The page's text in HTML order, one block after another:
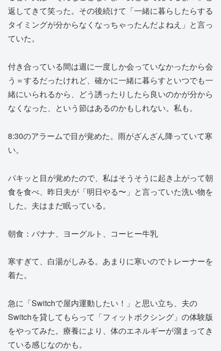
返してきて笑った。その後続けて「一緒に暮らしたらする
タイミングが分からなくなっちゃったんだよねえ」と言っ
ていた。
付き合っている間は週に一度しか会っていなかったから会
う＝するだったけれど、確かに一緒に暮らすといつでも一
緒にいられるから、どう誘ったりしたら良いのかが分から
なくなった、という節はあるのかもしれない。私も。
8:30のアラームで目が覚めた。雨がざんざん降っていて寒
い。
パキッと目が覚めたので、私はそうそうに起き上がって朝
食を食べ、昨日夫が「明日やる〜」と言っていた洗い物を
した。夫はまだ眠っている。
朝食：バナナ、ヨーグルト、コーヒー牛乳
寒すぎて、白湯がしみる。あまりに寒いのでトレーナーを
着た。
急に「Switchで屋内運動したい！」と思い立ち、夫の
Switchを貸してもらって「フィットボクシング」の体験版
をやってみた。療養により、体のエネルギーが溜まってき
ている感じなのかも。